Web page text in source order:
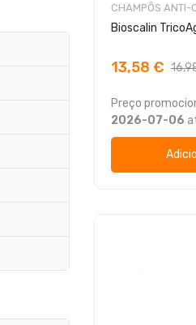
CHAMPÔS ANTI-
13,58 €
Preço
2026-07-06